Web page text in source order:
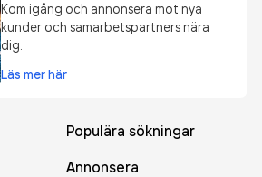
Kom igång och annonsera mot nya
kunder och samarbetspartners nära
dig.
Läs mer här
Populära sökningar
Annonsera